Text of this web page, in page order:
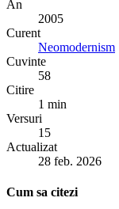
An
2005
Curent
Neomodernism
Cuvinte
58
Citire
1 min
Versuri
15
Actualizat
28 feb. 2026
Cum sa citezi